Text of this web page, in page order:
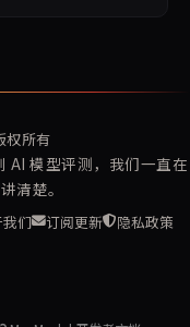
权所有
AI 模型评测，我们一直在
清楚。
我们 订阅更新
隐私政策